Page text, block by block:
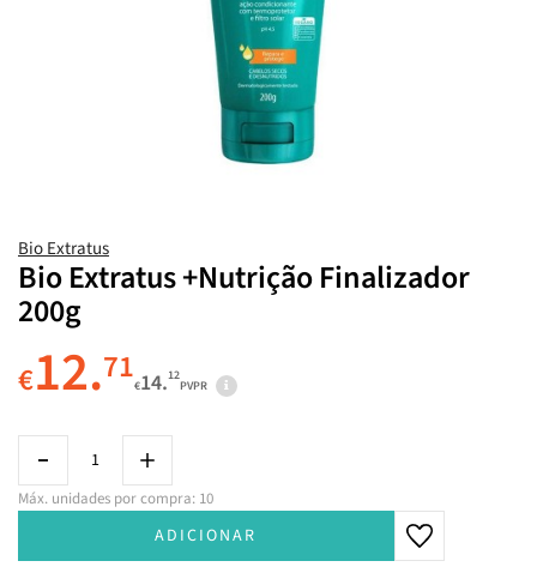
Bio Extratus
Bio Extratus +Nutrição Finalizador
200g
€12.71€14.12
PVPR
Máx. unidades por compra: 10
ADICIONAR